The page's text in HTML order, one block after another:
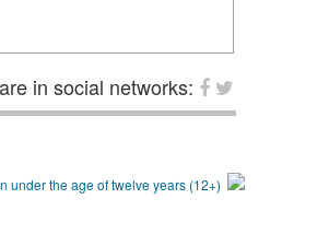
in social networks: